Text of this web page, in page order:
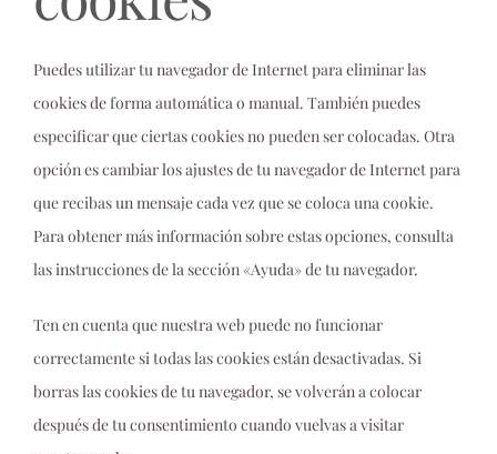
Puedes utilizar tu navegador de Internet para eliminar las
cookies de forma automática o manual. También puedes
especificar que ciertas cookies no pueden ser colocadas. Otra
opción es cambiar los ajustes de tu navegador de Internet para
que recibas un mensaje cada vez que se coloca una cookie.
Para obtener más información sobre estas opciones, consulta
las instrucciones de la sección «Ayuda» de tu navegador.
Ten en cuenta que nuestra web puede no funcionar
correctamente si todas las cookies están desactivadas. Si
borras las cookies de tu navegador, se volverán a colocar
después de tu consentimiento cuando vuelvas a visitar